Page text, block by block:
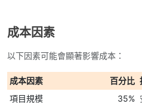
成本因素
以下因素可能會顯著影響成本：
成本因素 百分比
項目規模
35%